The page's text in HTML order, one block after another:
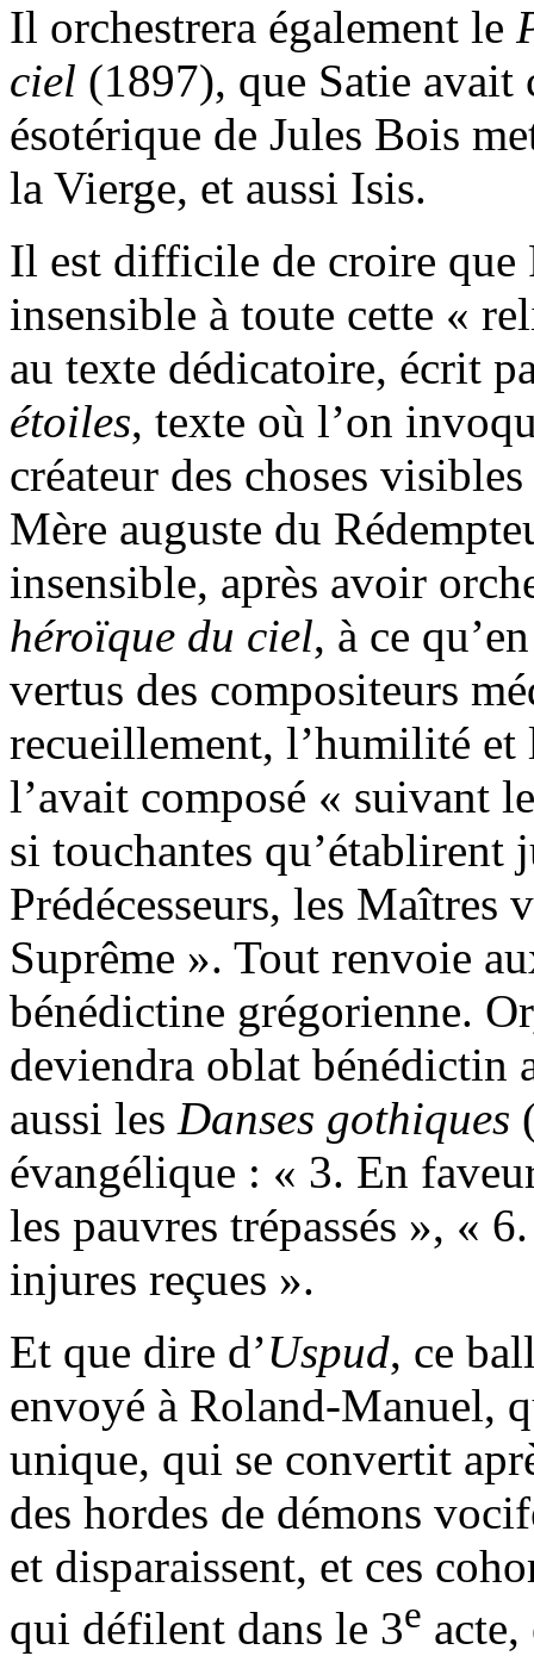
Il orchestrera également le
ciel (1897), que Satie avait
ésotérique de Jules Bois
la Vierge, et aussi Isis.
Il est difficile de croire que
insensible à toute cette «
au texte dédicatoire, écrit
étoiles, texte où l’on
créateur des choses
Mère auguste du
insensible, après avoir
héroïque du ciel, à ce
vertus des compositeurs
recueillement, l’humilité et
l’avait composé « suivant
si touchantes qu’établirent
Prédécesseurs, les Maîtres
Suprême ». Tout renvoie
bénédictine grégorienne.
deviendra oblat bénédictin
aussi les Danses gothiques
évangélique : « 3. En
les pauvres trépassés », «
injures reçues ».
Et que dire d’Uspud, ce
envoyé à Roland-Manuel,
unique, qui se convertit
des hordes de démons
et disparaissent, et ces
qui défilent dans le 3e